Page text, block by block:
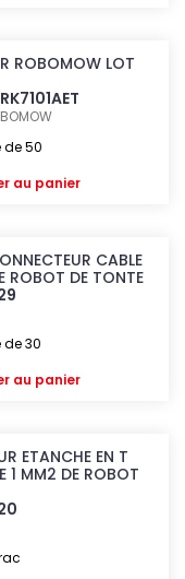
ROBOMOW LOT
de 50
au panier
CABLE
ROBOT DE TONTE
30
au panier
ETANCHE EN T
1 MM2 DE ROBOT